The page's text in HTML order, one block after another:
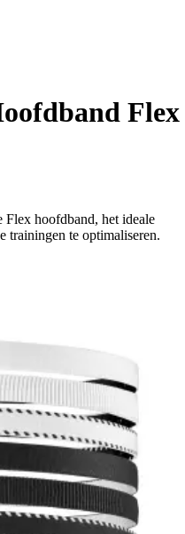
Flex
Flex hoofdband, het ideale
trainingen te optimaliseren.